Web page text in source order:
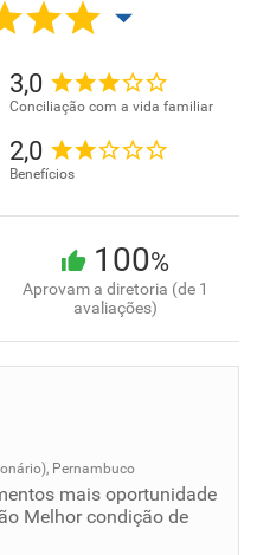
3,0
Conciliação com a vida familiar
2,0
Benefícios
100%
Aprovam a diretoria (de 1
avaliações)
Pernambuco
mais oportunidade
Melhor condição de